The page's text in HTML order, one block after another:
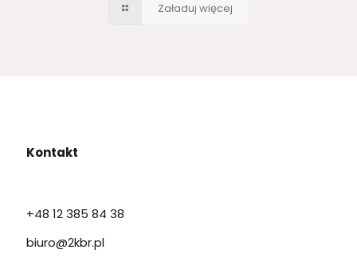
Załaduj więcej
Kontakt
+48 12 385 84 38
biuro@2kbr.pl